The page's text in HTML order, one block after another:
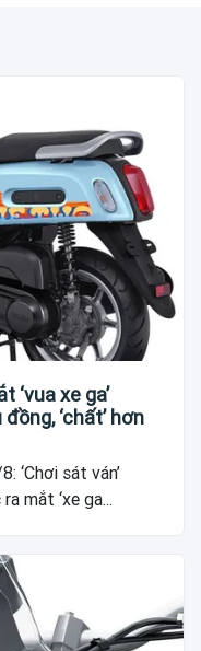
‘vua xe ga’
‘chất’ hơn
‘Chơi sát ván’
mắt ‘xe ga...